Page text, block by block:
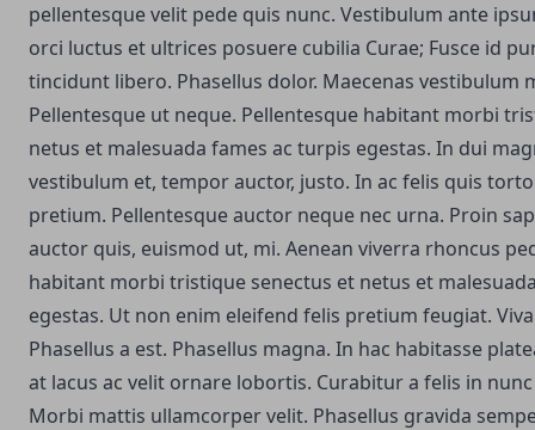
pellentesque velit pede quis nunc. Vestibulum ante
orci luctus et ultrices posuere cubilia Curae; Fusce id
tincidunt libero. Phasellus dolor. Maecenas vestibulum
Pellentesque ut neque. Pellentesque habitant morbi
netus et malesuada fames ac turpis egestas. In dui
vestibulum et, tempor auctor, justo. In ac felis quis
pretium. Pellentesque auctor neque nec urna. Proin
auctor quis, euismod ut, mi. Aenean viverra rhoncus
habitant morbi tristique senectus et netus et
egestas. Ut non enim eleifend felis pretium feugiat.
Phasellus a est. Phasellus magna. In hac habitasse
at lacus ac velit ornare lobortis. Curabitur a felis in
Morbi mattis ullamcorper velit. Phasellus gravida